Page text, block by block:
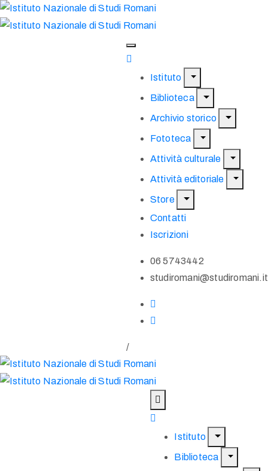
Istituto
Biblioteca
Archivio storico
Fototeca
Attività culturale
Attività editoriale
Store
Contatti
Iscrizioni
06 5743442
studiromani@studiromani.it
/
Istituto
Biblioteca